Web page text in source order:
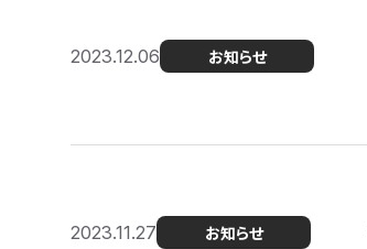
2023.12.06 お知らせ
2023.11.27 お知らせ